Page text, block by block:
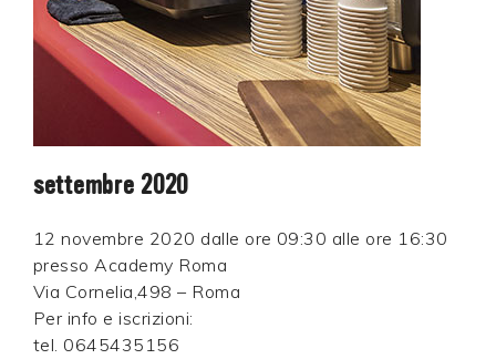
settembre 2020
12 novembre 2020 dalle ore 09:30 alle ore 16:30
presso Academy Roma
Via Cornelia,498 – Roma
Per info e iscrizioni:
tel. 0645435156